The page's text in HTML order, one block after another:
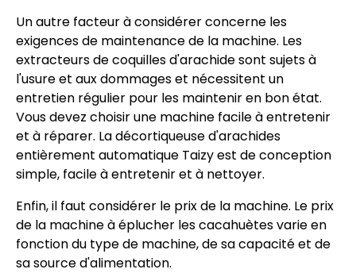
Un autre facteur à considérer concerne les
exigences de maintenance de la machine. Les
extracteurs de coquilles d'arachide sont sujets à
l'usure et aux dommages et nécessitent un
entretien régulier pour les maintenir en bon état.
Vous devez choisir une machine facile à entretenir
et à réparer. La décortiqueuse d'arachides
entièrement automatique Taizy est de conception
simple, facile à entretenir et à nettoyer.
Enfin, il faut considérer le prix de la machine. Le prix
de la machine à éplucher les cacahuètes varie en
fonction du type de machine, de sa capacité et de
sa source d'alimentation.